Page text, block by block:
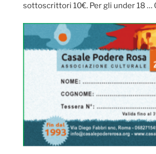
sottoscrittori 10€. Per gli under 18 …